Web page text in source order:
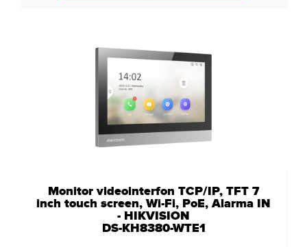
Monitor videointerfon TCP/IP, TFT 7
inch touch screen, Wi-Fi, PoE, Alarma IN
- HIKVISION
DS-KH8380-WTE1